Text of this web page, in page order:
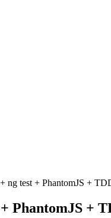
ng test + PhantomJS +
PhantomJS +